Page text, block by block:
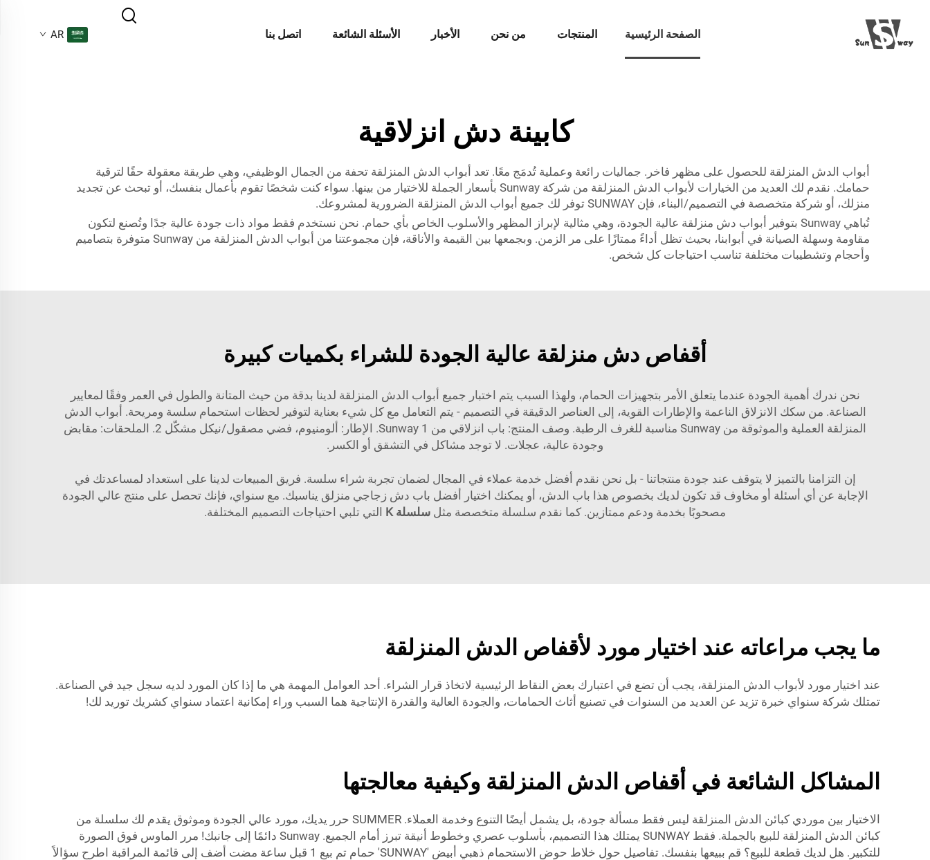
الصفحة الرئيسية المنتجات من نحن الأخبار الأسئلة الشائعة اتصل بنا AR
كابينة دش انزلاقية
أبواب الدش المنزلقة للحصول على مظهر فاخر. جماليات رائعة وعملية تُدمَج معًا. تعد أبواب الدش المنزلقة تحفة من الجمال الوظيفي، وهي طريقة معقولة حقًا لترقية
حمامك. نقدم لك العديد من الخيارات لأبواب الدش المنزلقة من شركة Sunway بأسعار الجملة للاختيار من بينها. سواء كنت شخصًا تقوم بأعمال بنفسك، أو تبحث عن تجديد
منزلك، أو شركة متخصصة في التصميم/البناء، فإن SUNWAY توفر لك جميع أبواب الدش المنزلقة الضرورية لمشروعك.
تُباهي Sunway بتوفير أبواب دش منزلقة عالية الجودة، وهي مثالية لإبراز المظهر والأسلوب الخاص بأي حمام. نحن نستخدم فقط مواد ذات جودة عالية جدًا وتُصنع لتكون
مقاومة وسهلة الصيانة في أبوابنا، بحيث تظل أداءً ممتازًا على مر الزمن. وبجمعها بين القيمة والأناقة، فإن مجموعتنا من أبواب الدش المنزلقة من Sunway متوفرة بتصاميم
وأحجام وتشطيبات مختلفة تناسب احتياجات كل شخص.
أقفاص دش منزلقة عالية الجودة للشراء بكميات كبيرة
نحن ندرك أهمية الجودة عندما يتعلق الأمر بتجهيزات الحمام، ولهذا السبب يتم اختبار جميع أبواب الدش المنزلقة لدينا بدقة من حيث المتانة والطول في العمر وفقًا لمعايير
الصناعة. من سكك الانزلاق الناعمة والإطارات القوية، إلى العناصر الدقيقة في التصميم - يتم التعامل مع كل شيء بعناية لتوفير لحظات استحمام سلسة ومريحة. أبواب الدش
المنزلقة العملية والموثوقة من Sunway مناسبة للغرف الرطبة. وصف المنتج: باب انزلاقي من Sunway 1. الإطار: ألومنيوم، فضي مصقول/نيكل مشكّل 2. الملحقات: مقابض
وجودة عالية، عجلات. لا توجد مشاكل في التشقق أو الكسر.
إن التزامنا بالتميز لا يتوقف عند جودة منتجاتنا - بل نحن نقدم أفضل خدمة عملاء في المجال لضمان تجربة شراء سلسة. فريق المبيعات لدينا على استعداد لمساعدتك في
الإجابة عن أي أسئلة أو مخاوف قد تكون لديك بخصوص هذا باب الدش، أو يمكنك اختيار أفضل باب دش زجاجي منزلق يناسبك. مع سنواي، فإنك تحصل على منتج عالي الجودة
مصحوبًا بخدمة ودعم ممتازين. كما نقدم سلسلة متخصصة مثل سلسلة K التي تلبي احتياجات التصميم المختلفة.
ما يجب مراعاته عند اختيار مورد لأقفاص الدش المنزلقة
عند اختيار مورد لأبواب الدش المنزلقة، يجب أن تضع في اعتبارك بعض النقاط الرئيسية لاتخاذ قرار الشراء. أحد العوامل المهمة هي ما إذا كان المورد لديه سجل جيد في الصناعة.
تمتلك شركة سنواي خبرة تزيد عن العديد من السنوات في تصنيع أثاث الحمامات، والجودة العالية والقدرة الإنتاجية هما السبب وراء إمكانية اعتماد سنواي كشريك توريد لك!
المشاكل الشائعة في أقفاص الدش المنزلقة وكيفية معالجتها
الاختيار بين موردي كبائن الدش المنزلقة ليس فقط مسألة جودة، بل يشمل أيضًا التنوع وخدمة العملاء. SUMMER حرر يديك، مورد عالي الجودة وموثوق يقدم لك سلسلة من
كبائن الدش المنزلقة للبيع بالجملة. فقط SUNWAY يمتلك هذا التصميم، بأسلوب عصري وخطوط أنيقة تبرز أمام الجميع. Sunway دائمًا إلى جانبك! مرر الماوس فوق الصورة
للتكبير. هل لديك قطعة للبيع؟ قم ببيعها بنفسك. تفاصيل حول خلاط حوض الاستحمام ذهبي أبيض 'SUNWAY' حمام تم بيع 1 قبل ساعة مضت أضف إلى قائمة المراقبة اطرح سؤالاً